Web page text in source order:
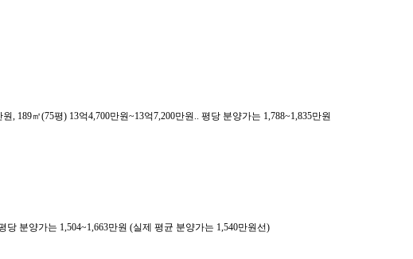
, 189㎡(75평) 13억4,700만원~13억7,200만원.. 평당 분양가는 1,788~1,835만원
당 분양가는 1,504~1,663만원 (실제 평균 분양가는 1,540만원선)